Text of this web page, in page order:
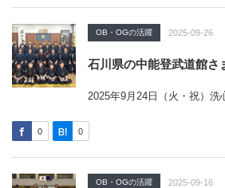
OB・OGの活躍 2025-09-26
石川県の中能登武道館さ
2025年9月24日（火・祝）洗
0 0
OB・OGの活躍 2025-09-16